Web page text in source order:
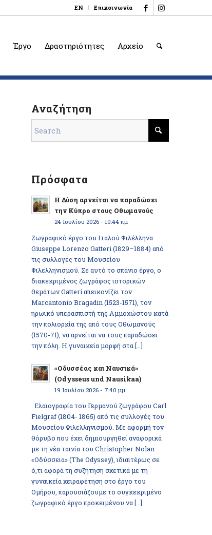
EN Επικοινωνία
Έργο Δραστηριότητες Αρχείο
Αναζήτηση
Πρόσφατα
Η Δύση αρνείται να παραδώσει
την Κύπρο στους Οθωμανούς
24 Ιουλίου 2026 - 10:44 πμ
Ζωγραφικό έργο του Ιταλού Φιλέλληνα
Giuseppe Lorenzo Gatteri (1829–1884) από
τις συλλογές του Μουσείου
Φιλελληνισμού. Σε αυτό το σπάνιο έργο, ο
διακεκριμένος ζωγράφος ιστορικών
θεμάτων Gatteri απεικονίζει τον
Marcantonio Bragadin (1523-1571), τον
ηρωικό υπερασπιστή της Αμμοχώστου κατά
την πολιορκία της από τους Οθωμανούς
(1570-71), να αρνείται να τους παραδώσει
την πόλη. Η γυναικεία μορφή στα […]
«Οδυσσέας και Ναυσικά»
(Odysseus und Nausikaa)
19 Ιουλίου 2026 - 7:40 μμ
Ελαιογραφία του Γερμανού ζωγράφου Carl
Fielgraf (1804- 1865) από τις συλλογές του
Μουσείου Φιλελληνισμού. Με αφορμή τον
θόρυβο που έχει δημιουργηθεί αναφορικά
με τη νέα ταινία του Christopher Nolan
«Οδύσσεια» (The Odyssey), ιδιαιτέρως σε
ό,τι αφορά τη συζήτηση σχετικά με τη
γυναικεία χειραφέτηση στο έργο του
Ομήρου, παρουσιάζουμε το συγκεκριμένο
ζωγραφικό έργο προκειμένου να […]